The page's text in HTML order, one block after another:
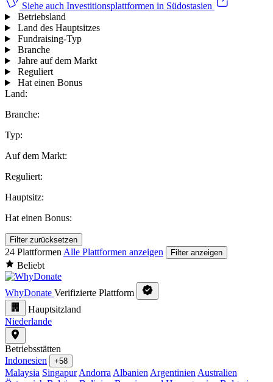
Siehe auch Investitionsplattformen in Südostasien
Betriebsland
Land des Hauptsitzes
Fundraising-Typ
Branche
Jahre auf dem Markt
Reguliert
Hat einen Bonus
Land:
Branche:
Typ:
Auf dem Markt:
Reguliert:
Hauptsitz:
Hat einen Bonus:
Filter zurücksetzen
24 Plattformen Alle Plattformen anzeigen Filter anzeigen
Beliebt
WhyDonate Verifizierte Plattform
Hauptsitzland
Niederlande
Betriebsstätten
Indonesien
+58
Malaysia Singapur Andorra Albanien Argentinien Australien